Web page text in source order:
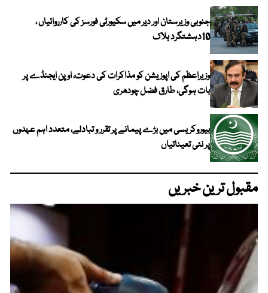
جنوبی وزیرستان اور دیر میں سکیورٹی فورسز کی کارروائیاں ،
10دہشتگرد ہلاک
وزیراعظم کی اپوزیشن کو مذاکرات کی دعوت، اوپن ایجنڈے پر
بات ہوگی، طارق فضل چودھری
بیوروکریسی میں بڑے پیمانے پر تقرر و تبادلے، متعدد اہم عہدوں
پر نئی تعیناتیاں
مقبول ترین خبریں